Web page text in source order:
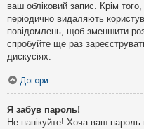
ваш обліковий запис. Крім
періодично видаляють
повідомлень, щоб зменшити
спробуйте ще раз
дискусіях.
Догори
Я забув пароль!
Не панікуйте! Хоча ваш